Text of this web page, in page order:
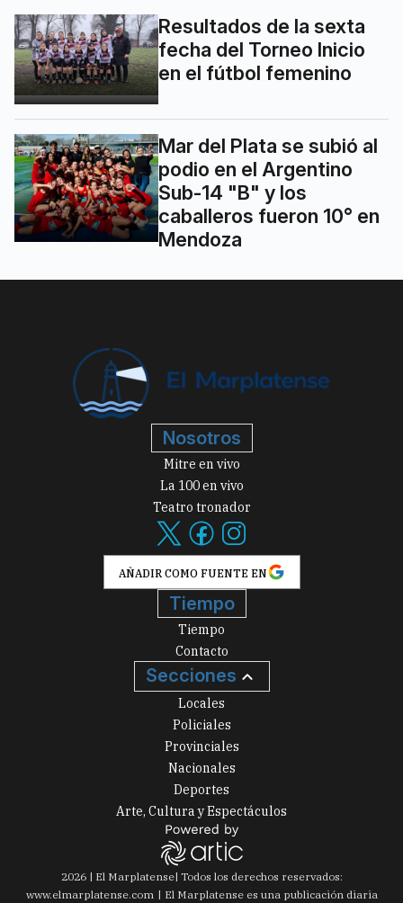
Resultados de la sexta
fecha del Torneo Inicio
en el fútbol femenino
Mar del Plata se subió al
podio en el Argentino
Sub-14 "B" y los
caballeros fueron 10° en
Mendoza
Nosotros
Mitre en vivo
La 100 en vivo
Teatro tronador
AÑADIR COMO FUENTE EN
Tiempo
Tiempo
Contacto
Secciones
Locales
Policiales
Provinciales
Nacionales
Deportes
Arte, Cultura y Espectáculos
2026| El Marplatense| Todos los derechos reservados:
www.elmarplatense.com El Marplatense es una publicación diaria